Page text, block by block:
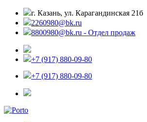
г. Казань, ул. Карагандинская 21б
2260980@bk.ru
8800980@bk.ru - Отдел продаж
+7 (917) 880-09-80
+7 (917) 880-09-80